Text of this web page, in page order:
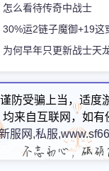
怎么看待传奇中战士
30%运2链子魔御+19这
为何早年只更新战士天
的呢
防受骗上当，适
来自互联网，如
服网,私服